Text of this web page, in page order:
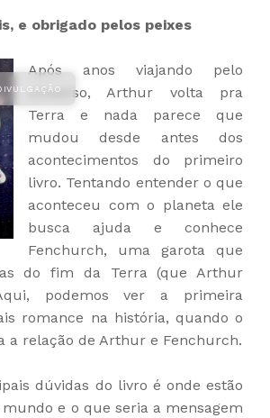
e obrigado pelos peixes
Após anos viajando pelo
universo, Arthur volta pra
Terra e nada parece que
mudou desde antes dos
acontecimentos do primeiro
livro. Tentando entender o que
aconteceu com o planeta ele
busca ajuda e conhece
Fenchurch, uma garota que
do fim da Terra (que Arthur
podemos ver a primeira
romance na história, quando o
a relação de Arthur e Fenchurch.
dúvidas do livro é onde estão
e o que seria a mensagem